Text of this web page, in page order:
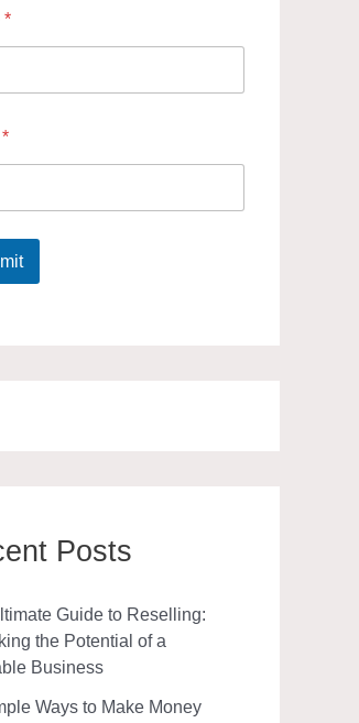
*
*
Posts
Guide to Reselling:
the Potential of a
Business
Ways to Make Money